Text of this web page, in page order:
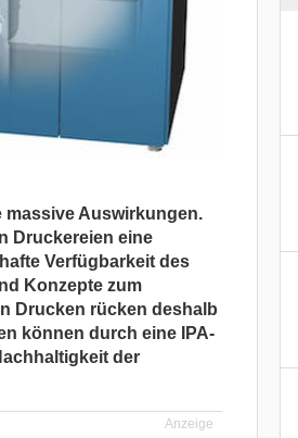
massive Auswirkungen.
Druckereien eine
Verfügbarkeit des
Konzepte zum
Drucken rücken deshalb
können durch eine IPA-
der
Anzeige